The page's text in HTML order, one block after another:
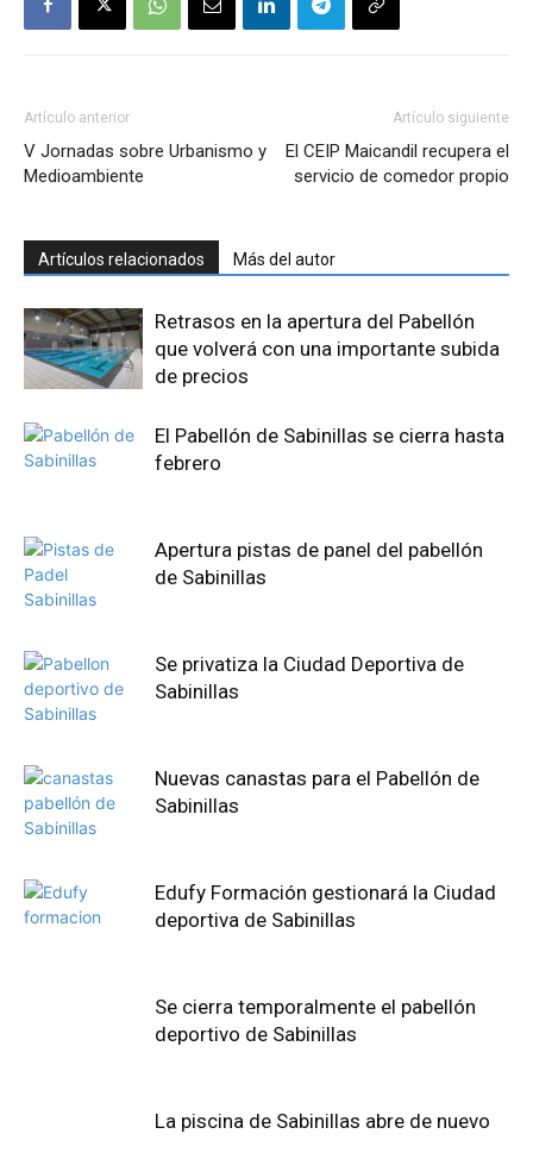
Artículo anterior
V Jornadas sobre Urbanismo y
Medioambiente
Artículo siguiente
El CEIP Maicandil recupera el
servicio de comedor propio
Artículos relacionados Más del autor
Retrasos en la apertura del Pabellón
que volverá con una importante subida
de precios
El Pabellón de Sabinillas se cierra hasta
febrero
Apertura pistas de panel del pabellón
de Sabinillas
Se privatiza la Ciudad Deportiva de
Sabinillas
Nuevas canastas para el Pabellón de
Sabinillas
Edufy Formación gestionará la Ciudad
deportiva de Sabinillas
Se cierra temporalmente el pabellón
deportivo de Sabinillas
La piscina de Sabinillas abre de nuevo